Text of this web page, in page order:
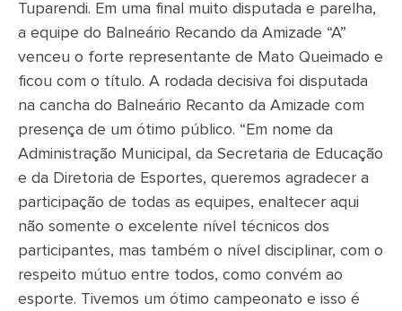
Tuparendi. Em uma final muito disputada e parelha,
a equipe do Balneário Recando da Amizade “A”
venceu o forte representante de Mato Queimado e
ficou com o título. A rodada decisiva foi disputada
na cancha do Balneário Recanto da Amizade com
presença de um ótimo público. “Em nome da
Administração Municipal, da Secretaria de Educação
e da Diretoria de Esportes, queremos agradecer a
participação de todas as equipes, enaltecer aqui
não somente o excelente nível técnicos dos
participantes, mas também o nível disciplinar, com o
respeito mútuo entre todos, como convém ao
esporte. Tivemos um ótimo campeonato e isso é